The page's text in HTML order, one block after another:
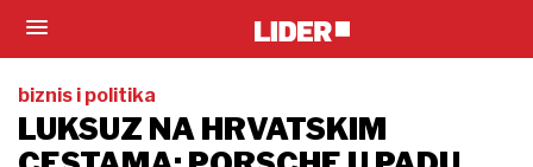
biznis i politika
LUKSUZ NA HRVATSKIM